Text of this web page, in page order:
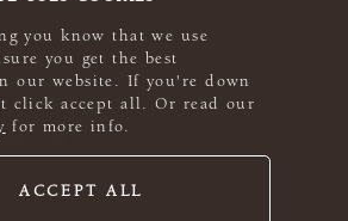
you know that we use
you get the best
our website. If you're down
click accept all. Or read our
for more info.
ACCEPT ALL